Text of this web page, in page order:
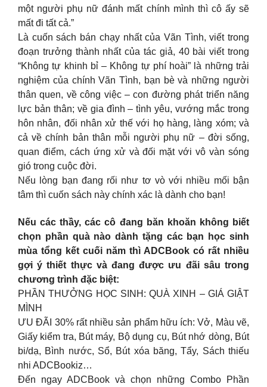
một người phụ nữ đánh mất chính mình thì cô ấy sẽ
mất đi tất cả.”
Là cuốn sách bán chạy nhất của Vãn Tình, viết trong
đoạn trưởng thành nhất của tác giả, 40 bài viết trong
“Không tự khinh bỉ – Không tự phí hoài” là những trải
nghiệm của chính Vãn Tình, bạn bè và những người
thân quen, về công việc – con đường phát triển năng
lực bản thân; về gia đình – tình yêu, vướng mắc trong
hôn nhân, đối nhân xử thế với họ hàng, làng xóm; và
cả về chính bản thân mỗi người phụ nữ – đời sống,
quan điểm, cách ứng xử và đối mặt với vô vàn sóng
gió trong cuộc đời.
Nếu lòng bạn đang rối như tơ vò với nhiều mối bận
tâm thì cuốn sách này chính xác là dành cho bạn!
Nếu các thầy, các cô đang băn khoăn không biết
chọn phần quà nào dành tặng các bạn học sinh
mùa tổng kết cuối năm thì ADCBook có rất nhiều
gợi ý thiết thực và đang được ưu đãi sâu trong
chương trình đặc biệt:
PHẦN THƯỞNG HỌC SINH: QUÀ XINH – GIÁ GIẬT
MÌNH
ƯU ĐÃI 30% rất nhiều sản phẩm hữu ích: Vở, Màu vẽ,
Giấy kiểm tra, Bút máy, Bộ dụng cụ, Bút nhớ dòng, Bút
bi/dạ, Bình nước, Sổ, Bút xóa băng, Tẩy, Sách thiếu
nhi ADCBookiz…
Đến ngay ADCBook và chọn những Combo Phần